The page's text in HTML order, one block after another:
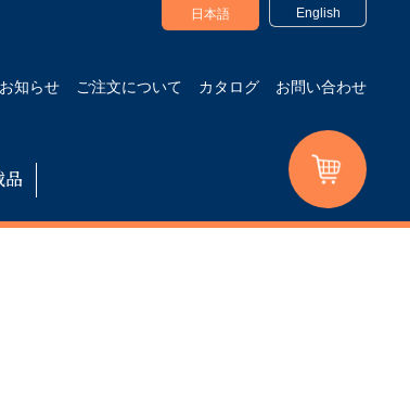
日本語 English
お知らせ ご注文について カタログ お問い合わせ
品